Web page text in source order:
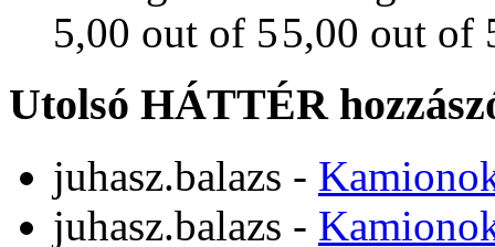
Utolsó HÁTTÉR
juhasz.balazs -
juhasz.balazs -